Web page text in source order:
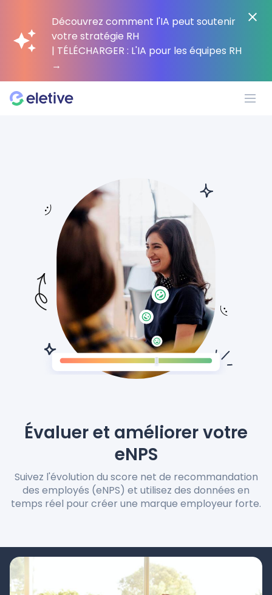
Découvrez comment l'IA peut soutenir
votre stratégie RH
| TÉLÉCHARGER : L'IA pour les équipes RH
→
Pourquoi Eletive ?
Clients
Ressources
Nos prix
Langue : French
Se connecter
Évaluer et améliorer votre
eNPS
Suivez l'évolution du score net de recommandation
des employés (eNPS) et utilisez des données en
temps réel pour créer une marque employeur forte.